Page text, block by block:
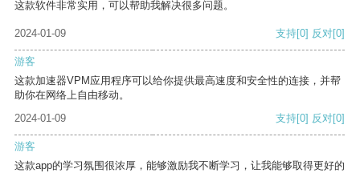
这款软件非常实用，可以帮助我解决很多问题。
2024-01-09 支持[0] 反对[0]
游客
这款加速器VPM应用程序可以给你提供最高速度和安全性的连接，并帮
助你在网络上自由移动。
2024-01-09
支持[0] 反对[0]
游客
这款app的学习氛围很浓厚，能够激励我不断学习，让我能够取得更好的